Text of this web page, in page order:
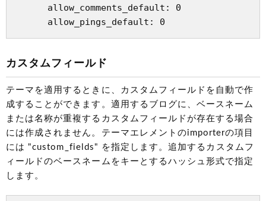
      allow_comments_default: 0
カスタムフィールド
テーマを適用するときに、カスタムフィールドを自動で作
成することができます。適用するブログに、ベースネーム
または名称が重複するカスタムフィールドが存在する場合
には作成されません。テーマエレメントのimporterの項目
には "custom_fields" を指定します。追加するカスタムフ
ィールドのベースネームをキーとするハッシュ形式で指定
します。